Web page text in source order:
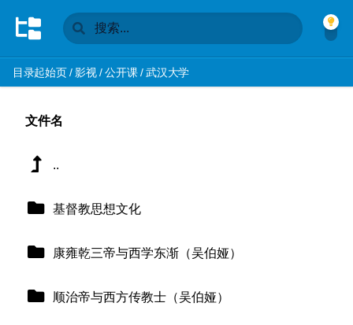
目录起始页/影视/公开课/武汉大学
文件名
..
基督教思想文化
康雍乾三帝与西学东渐（吴伯娅）
顺治帝与西方传教士（吴伯娅）